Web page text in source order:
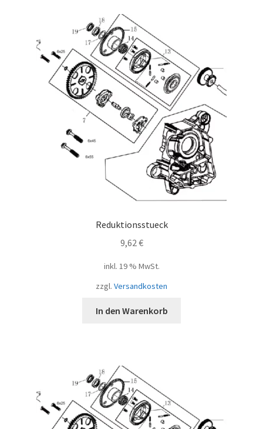
Reduktionsstueck
9,62 €
inkl. 19 % MwSt.
zzgl. Versandkosten
In den Warenkorb